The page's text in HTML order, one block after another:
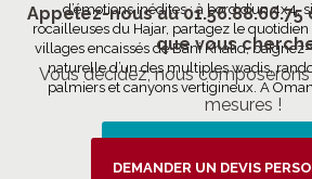
d’émotions inédites : à bord d’un 4x4,
rocailleuses du Hajar, partagez le
villages encaissés de Bani Khalid,
naturelle d’un des multiples wadis,
palmiers et canyons vertigineux. A
trouvera son terrain de jeu entre
Appelez-nous au
que vous
Vous décidez, nous
mesures !
DEMANDER UN DEVIS